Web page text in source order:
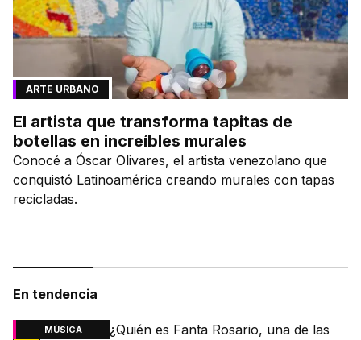
ARTE URBANO
El artista que transforma tapitas de
botellas en increíbles murales
Conocé a Óscar Olivares, el artista venezolano que
conquistó Latinoamérica creando murales con tapas
recicladas.
En tendencia
MÚSICA
¿Quién es Fanta Rosario, una de las